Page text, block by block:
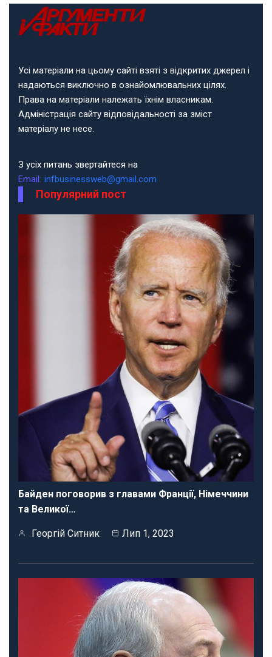
Усі матеріали на цьому сайті взяті з відкритих джерел і
надаються виключно в ознайомлювальних цілях.
Права на матеріали належать їхнім власникам.
Адміністрація сайту відповідальності за зміст
матеріалу не несе.
З усіх питань звертайтеся на
Email: infbusinessweb@gmail.com
Популярний пост
Байден поговорив з главами Франції, Німеччини
та Великої…
Георгій Ситник Лип 1, 2023